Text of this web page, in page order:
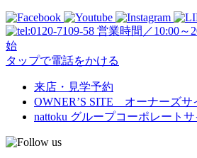
営業時間／10:00
始
タップで電話をかける
来店・見学予約
OWNER’S SITE オーナーズサ
nattoku グループコーポレートサ